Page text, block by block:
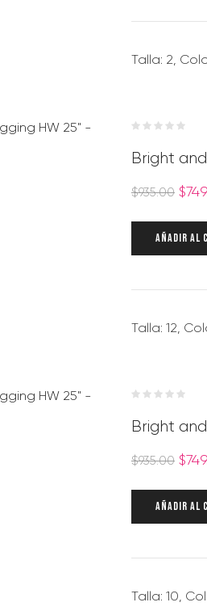
Talla: 2,
Bright
$935.00 $
AÑADIR AL
Talla: 12,
Bright
$935.00 $
AÑADIR AL
Talla: 10,